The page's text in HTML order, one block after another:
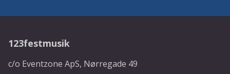
123festmusik
c/o Eventzone ApS, Nørregade 49